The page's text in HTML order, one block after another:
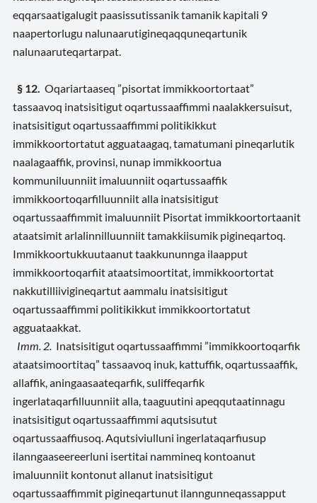
eqqarsaatigalugit paasissutissanik tamanik kapitali 9
naapertorlugu nalunaarutigineqaqquneqartunik
nalunaaruteqartarpat.
§ 12. Oqariartaaseq ”pisortat immikkoortortaat”
tassaavoq inatsisitigut oqartussaaffimmi naalakkersuisut,
inatsisitigut oqartussaaffimmi politikikkut
immikkoortortatut agguataagaq, tamatumani pineqarlutik
naalagaaffik, provinsi, nunap immikkoortua
kommuniluunniit imaluunniit oqartussaaffik
immikkoortoqarfilluunniit alla inatsisitigut
oqartussaaffimmit imaluunniit Pisortat immikkoortortaanit
ataatsimit arlalinnilluunniit tamakkiisumik pigineqartoq.
Immikkoortukkuutaanut taakkununnga ilaapput
immikkoortoqarfiit ataatsimoortitat, immikkoortortat
nakkutilliivigineqartut aammalu inatsisitigut
oqartussaaffimmi politikikkut immikkoortortatut
agguataakkat.
Imm. 2. Inatsisitigut oqartussaaffimmi ”immikkoortoqarfik
ataatsimoortitaq” tassaavoq inuk, kattuffik, oqartussaaffik,
allaffik, aningaasaateqarfik, suliffeqarfik
ingerlataqarfilluunniit alla, taaguutini apeqqutaatinnagu
inatsisitigut oqartussaaffimmi aqutsisutut
oqartussaaffiusoq. Aqutsiviulluni ingerlataqarfiusup
ilanngaaseereerluni isertitai nammineq kontoanut
imaluunniit kontonut allanut inatsisitigut
oqartussaaffimmit pigineqartunut ilanngunneqassapput